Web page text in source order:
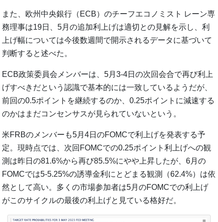
また、欧州中央銀行（ECB）のチーフエコノミスト レーン専
務理事は19日、5月の追加利上げは適切との見解を示し、利
上げ幅については今後数週間で開示されるデータに基づいて
判断すると述べた。
ECB政策委員会メンバーは、5月3-4日の次回会合で再び利上
げすべきだという認識で基本的には一致しているようだが、
前回の0.5ポイントを継続するのか、0.25ポイントに減速する
のかはまだコンセンサスが見られていないという。
米FRBのメンバーも5月4日のFOMCで利上げを発表する予
定。現時点では、次回FOMCでの0.25ポイント利上げへの観
測は昨日の81.6%から再び85.5%にやや上昇したが、6月の
FOMCでは5-5.25%の誘導金利にとどまる観測（62.4%）は依
然として高い。多くの市場参加者は5月のFOMCでの利上げ
がこのサイクルの最後の利上げと見ている格好だ。